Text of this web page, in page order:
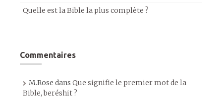
Quelle est la Bible la plus complète ?
Commentaires
M.Rose dans Que signifie le premier mot de la
Bible, beréshit ?